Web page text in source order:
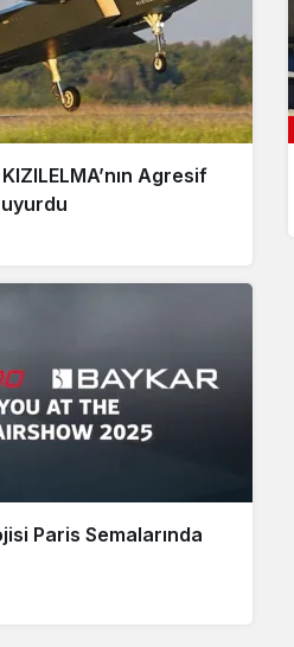
Agresif
Paris Semalarında